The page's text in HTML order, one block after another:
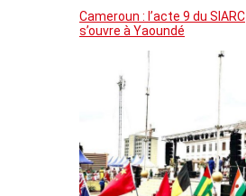
Cameroun : l’acte 9 du SIARC
s’ouvre à Yaoundé